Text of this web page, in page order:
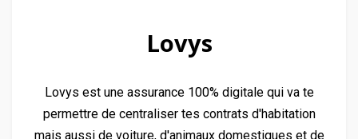
Lovys
Lovys est une assurance 100% digitale qui va te
permettre de centraliser tes contrats d'habitation
mais aussi de voiture, d'animaux domestiques et de